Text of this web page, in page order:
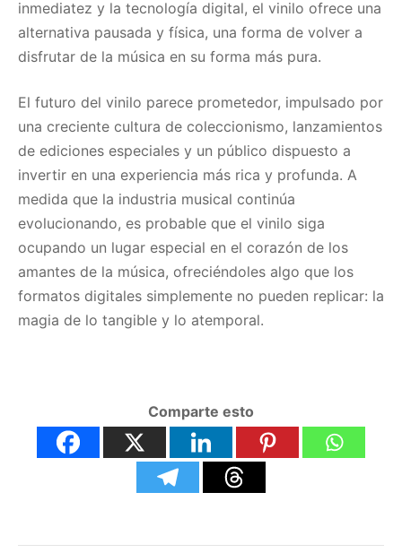
inmediatez y la tecnología digital, el vinilo ofrece una
alternativa pausada y física, una forma de volver a
disfrutar de la música en su forma más pura.
El futuro del vinilo parece prometedor, impulsado por
una creciente cultura de coleccionismo, lanzamientos
de ediciones especiales y un público dispuesto a
invertir en una experiencia más rica y profunda. A
medida que la industria musical continúa
evolucionando, es probable que el vinilo siga
ocupando un lugar especial en el corazón de los
amantes de la música, ofreciéndoles algo que los
formatos digitales simplemente no pueden replicar: la
magia de lo tangible y lo atemporal.
Comparte esto